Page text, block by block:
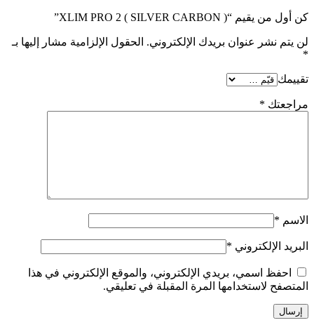
كن أول من يقيم “XLIM PRO 2 ( SILVER CARBON )”
لن يتم نشر عنوان بريدك الإلكتروني. الحقول الإلزامية مشار إليها بـ
*
تقييمك
مراجعتك *
الاسم *
البريد الإلكتروني *
احفظ اسمي، بريدي الإلكتروني، والموقع الإلكتروني في هذا
المتصفح لاستخدامها المرة المقبلة في تعليقي.
إرسال